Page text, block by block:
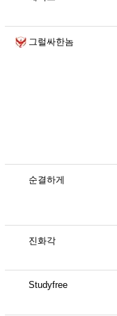
그럴싸한놈
순결하게
진화각
Studyfree